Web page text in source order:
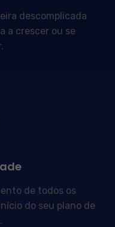
descomplicada
a crescer ou se
de todos os
do seu plano de